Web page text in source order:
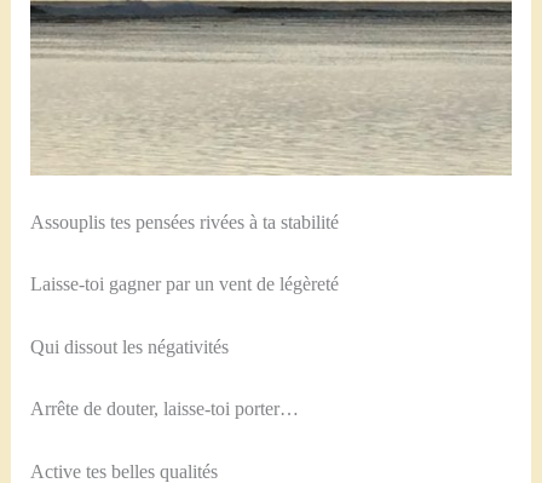
Assouplis tes pensées rivées à ta stabilité
Laisse-toi gagner par un vent de légèreté
Qui dissout les négativités
Arrête de douter, laisse-toi porter…
Active tes belles qualités